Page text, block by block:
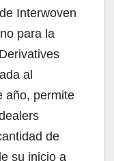
Interwoven
para la
al
año, permite
de
su inicio a